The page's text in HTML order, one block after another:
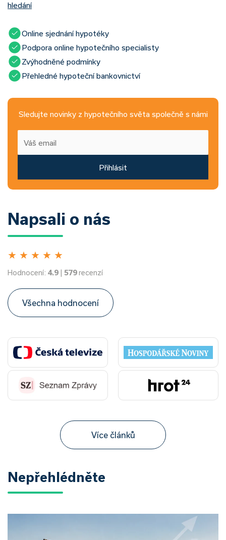
hledání
Online sjednání hypotéky
Podpora online hypotečního specialisty
Zvýhodněné podmínky
Přehledné hypoteční bankovnictví
Sledujte novinky z hypotečního světa společně s námi
Přihlásit
Napsali o nás
★ ★ ★ ★ ★
Hodnocení: 4.9 | 579recenzí
Všechna hodnocení
Více článků
Nepřehlédněte